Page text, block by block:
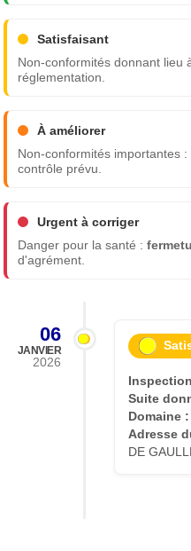
Satisfaisant
Non-conformités donnant lieu
réglementation.
À améliorer
Non-conformités importantes :
contrôle prévu.
Urgent à corriger
Danger pour la santé :
d'agrément.
06
JANVIER
2026
Suite
Domaine :
Adresse
DE